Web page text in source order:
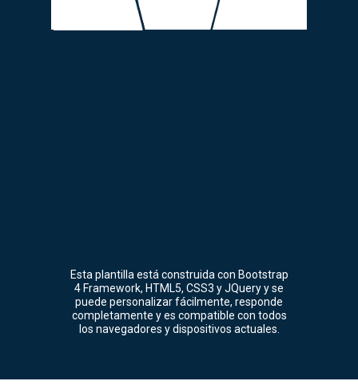
Esta plantilla está construida con Bootstrap
4 Framework, HTML5, CSS3 y JQuery y se
puede personalizar fácilmente, responde
completamente y es compatible con todos
los navegadores y dispositivos actuales.